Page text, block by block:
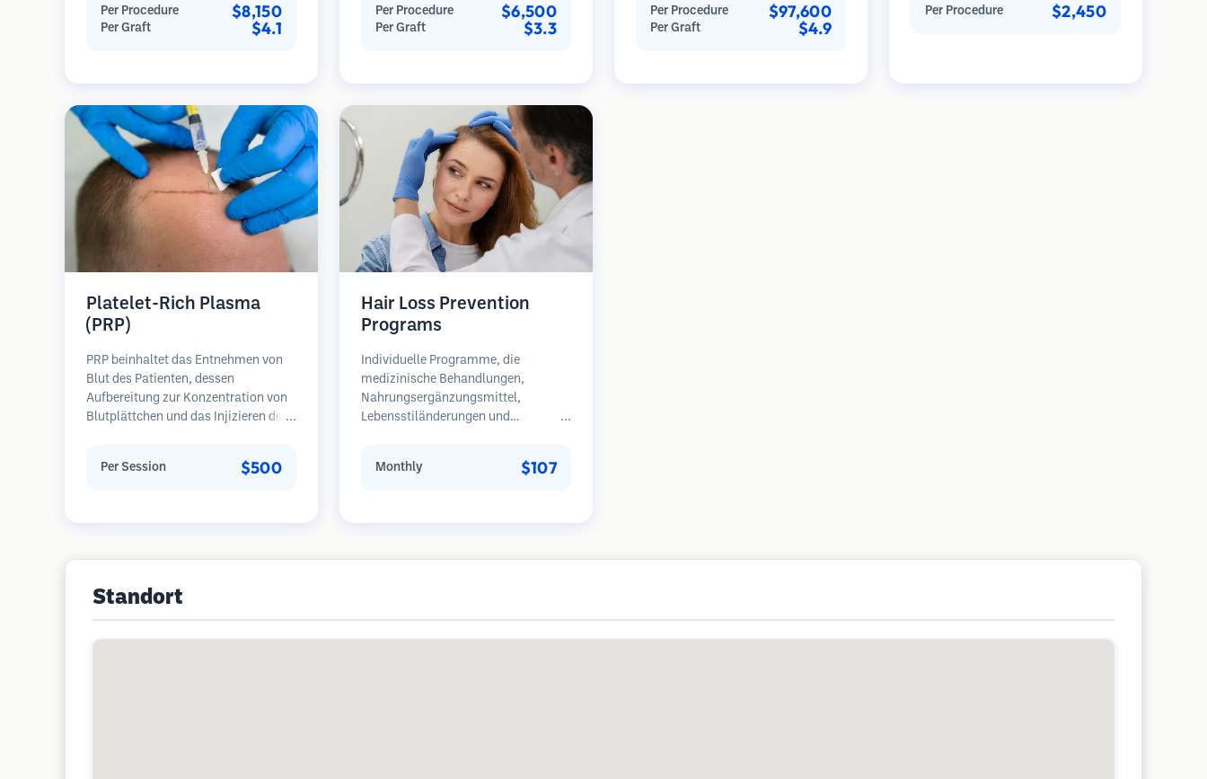
werden dann in die
Empfängerbereiche in kahlen Zonen
schnellere Heilung im Vergleich zu
Streifenentnahmemethoden.
Per Procedure $8,150
Per Graft $4.1
Diese Einheiten werden in den
Empfängerbereich transplantiert.
Per Procedure $6,500
Per Graft $3.3
Kontrolle über Tiefe, Richtung und
Winkel der implantierten Haare und
Per Procedure $97,600
Per Graft $4.9
rasierten Kopfes. Das Verfahren
Per Procedure $2,450
Platelet-Rich Plasma
(PRP)
PRP beinhaltet das Entnehmen von
Blut des Patienten, dessen
Aufbereitung zur Konzentration von
Blutplättchen und das Injizieren des
Wachstumsfaktoren in den
erforderlich.
Per Session $500
Hair Loss Prevention
Programs
Individuelle Programme, die
medizinische Behandlungen,
Nahrungsergänzungsmittel,
Lebensstiländerungen und
Haarausfalls kombinieren.
Monthly $107
Standort